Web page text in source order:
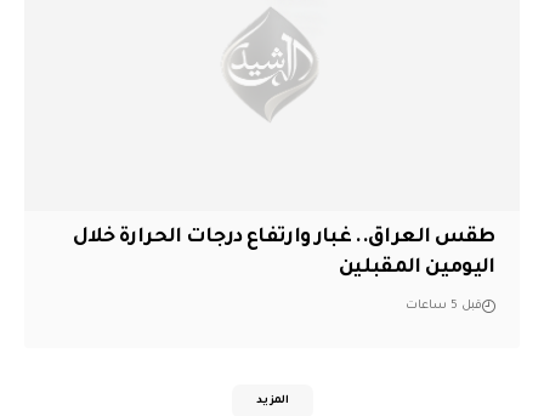
طقس العراق.. غبار وارتفاع درجات الحرارة خلال
اليومين المقبلين
قبل 5 ساعات
المزيد